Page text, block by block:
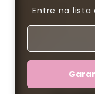
Entre na